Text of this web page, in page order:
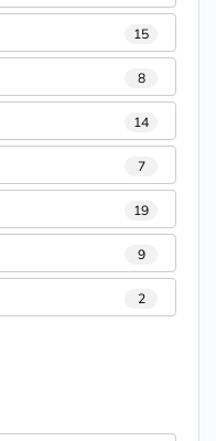
15
8
14
7
19
9
2